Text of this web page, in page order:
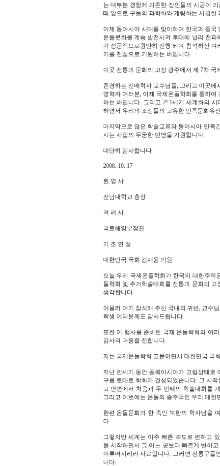
는 대부분 경험에 의존한 장인들의 시공이
때 앞으로 구들의 과학화와 계량화는 시급한
이제 동아시아 시대를 맞이하여 한국과 중
온돌문화를 계승 발전시켜 후대에 널리 전
가 성공적으로원만히 진행 되여 참석하신
기를 진심으로 기원하는 바입니다.
이곳 전통과 문화의 고장 광주에서 제 7차
존경하는 선배학자 교수님들, 그리고 이곳
명학자 여러분, 이제 국제온돌학회를 통하
하는 바입니다. 그리고 2! 1세기 세계화의
하면서 우리의 조상들의 고유한 민족문화유
마지막으로 많은 학술교류와 동아시아 민족
시는 사업의 무궁한 번영을 기원합니다.
대단히 감사합니다
2008. 10. 17
환 영 사
전남대학교 총장
격 려 사
국토해양부장관
기 조 연 설
대한민국 국회 김재윤 의원
오늘 우리 국제온돌학회가 한국의 대한주택
돌학회 및 주거학술대회를 전통과 문화의
생각합니다.
아울러 여기 참석해 주신 국내외 귀빈, 교수
학생 여러분께도 감사드립니다.
또한 이 행사를 준비한 국제 온돌학회의 여
감사의 마음을 전합니다.
저는 국제온돌학회 고문이면서 대한민국 국
지난 반세기 동안 동북아시아가 고립상태로
구를 토대로 학회가 결성되었습니다. 그 시
고 연변에서 처음과 두 번째의 학술대회를
그리고 이번에는 온돌의 종주국인 우리 대
한편 온돌문화의 한 축인 북한의 학자님을
다.
그렇지만 세계는 아주 빠른 속도로 변하고
을 시작하면서 그 어느 곳보다 빠르게 변하
이루어지리라 사료됩니다. 그러면 전통구
니다.